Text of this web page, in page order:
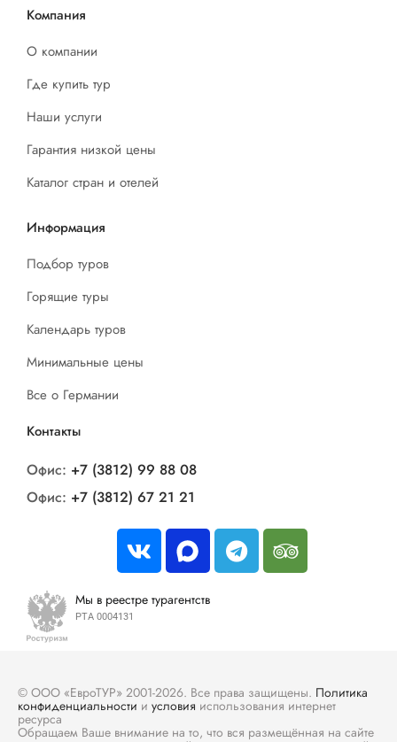
Компания
О компании
Где купить тур
Наши услуги
Гарантия низкой цены
Каталог стран и отелей
Информация
Подбор туров
Горящие туры
Календарь туров
Минимальные цены
Все о Германии
Контакты
Офис: +7 (3812) 99 88 08
Офис: +7 (3812) 67 21 21
Мы в реестре турагентств
РТА 0004131
© ООО «ЕвроТУР» 2001-2026. Все права защищены. Политика
конфиденциальности и условия использования интернет
ресурса
Обращаем Ваше внимание на то, что вся размещённая на сайте